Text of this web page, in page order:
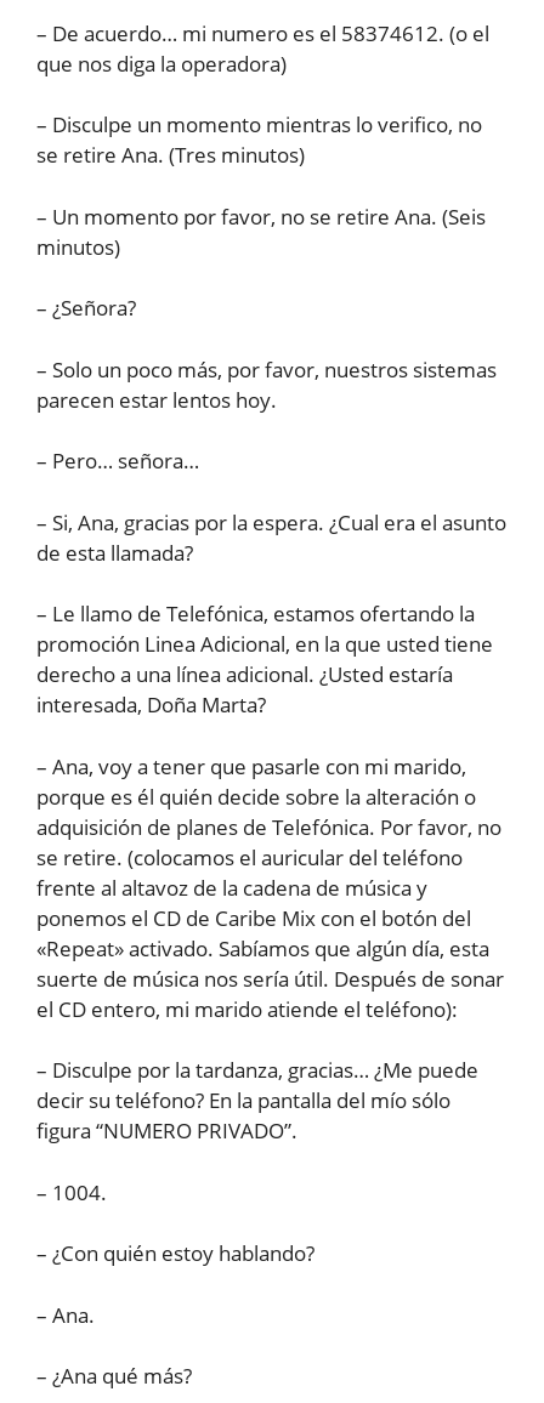
– De acuerdo… mi numero es el 58374612. (o el
que nos diga la operadora)
– Disculpe un momento mientras lo verifico, no
se retire Ana. (Tres minutos)
– Un momento por favor, no se retire Ana. (Seis
minutos)
– ¿Señora?
– Solo un poco más, por favor, nuestros sistemas
parecen estar lentos hoy.
– Pero… señora…
– Si, Ana, gracias por la espera. ¿Cual era el asunto
de esta llamada?
– Le llamo de Telefónica, estamos ofertando la
promoción Linea Adicional, en la que usted tiene
derecho a una línea adicional. ¿Usted estaría
interesada, Doña Marta?
– Ana, voy a tener que pasarle con mi marido,
porque es él quién decide sobre la alteración o
adquisición de planes de Telefónica. Por favor, no
se retire. (colocamos el auricular del teléfono
frente al altavoz de la cadena de música y
ponemos el CD de Caribe Mix con el botón del
«Repeat» activado. Sabíamos que algún día, esta
suerte de música nos sería útil. Después de sonar
el CD entero, mi marido atiende el teléfono):
– Disculpe por la tardanza, gracias… ¿Me puede
decir su teléfono? En la pantalla del mío sólo
figura “NUMERO PRIVADO”.
– 1004.
– ¿Con quién estoy hablando?
– Ana.
– ¿Ana qué más?